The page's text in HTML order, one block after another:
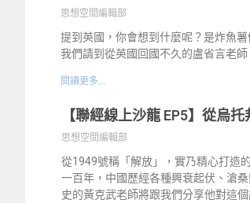
思想空間編輯部
提到英國，你會想到什麼呢？是炸魚
我們請到從英國回國不久的盧省言老
閱讀更多...
【聯經線上沙龍 EP5】從烏
思想空間編輯部
從1949號稱「解放」，實乃精心打造
一百年，中國歷經各種興衰起伏、滄
史的黃克武老師將跟我們分享他對這